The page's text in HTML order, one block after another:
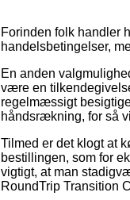
Forinden folk handler
handelsbetingelser,
En anden
være en
regelmæssigt
håndsrækning, for så
Tilmed er det klogt at
bestillingen, som for
vigtigt, at man
RoundTrip Transition